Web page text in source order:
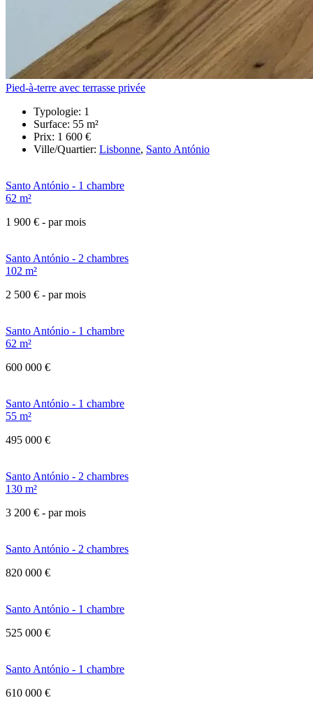
Pied-à-terre avec terrasse privée
Typologie: 1
Surface: 55 m²
Prix: 1 600 €
Ville/Quartier: Lisbonne, Santo António
Santo António - 1 chambre
62 m²
1 900 € - par mois
Santo António - 2 chambres
102 m²
2 500 € - par mois
Santo António - 1 chambre
62 m²
600 000 €
Santo António - 1 chambre
55 m²
495 000 €
Santo António - 2 chambres
130 m²
3 200 € - par mois
Santo António - 2 chambres
820 000 €
Santo António - 1 chambre
525 000 €
Santo António - 1 chambre
610 000 €